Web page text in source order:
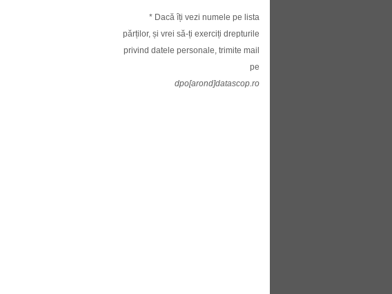
* Dacă îți vezi numele pe lista
părților, și vrei să-ți exerciți drepturile
privind datele personale, trimite mail
pe
dpo[arond]datascop.ro